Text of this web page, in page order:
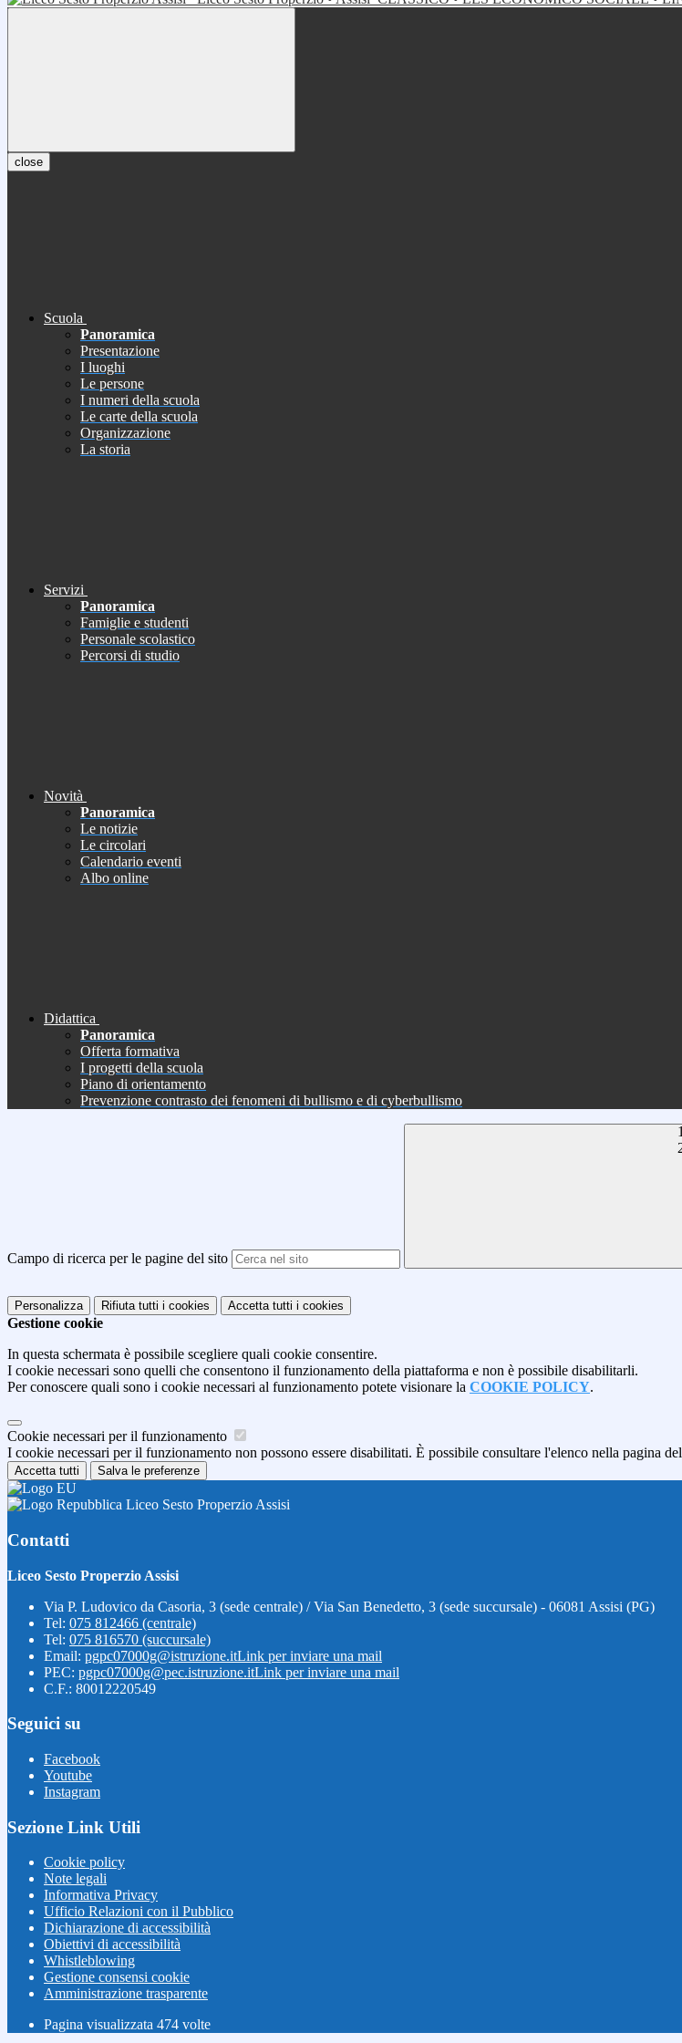
close
Scuola
Panoramica
Presentazione
I luoghi
Le persone
I numeri della scuola
Le carte della scuola
Organizzazione
La storia
Servizi
Panoramica
Famiglie e studenti
Personale scolastico
Percorsi di studio
Novità
Panoramica
Le notizie
Le circolari
Calendario eventi
Albo online
Didattica
Panoramica
Offerta formativa
I progetti della scuola
Piano di orientamento
Prevenzione contrasto dei fenomeni di bullismo e di cyberbullismo
Campo di ricerca per le pagine del sito
Personalizza Rifiuta tutti i cookies Accetta tutti i cookies
Gestione cookie
In questa schermata è possibile scegliere quali cookie consentire.
I cookie necessari sono quelli che consentono il funzionamento della piattaforma e non è possibile disabilitarli.
Per conoscere quali sono i cookie necessari al funzionamento potete visionare la COOKIE POLICY.
Cookie necessari per il funzionamento
I cookie necessari per il funzionamento non possono essere disabilitati. È possibile consultare l'elenco nella pagina
Accetta tutti Salva le preferenze
Liceo Sesto Properzio Assisi
Contatti
Liceo Sesto Properzio Assisi
Via P. Ludovico da Casoria, 3 (sede centrale) / Via San Benedetto, 3 (sede succursale) - 06081 Assisi (PG)
Tel: 075 812466 (centrale)
Tel: 075 816570 (succursale)
Email: pgpc07000g@istruzione.itLink per inviare una mail
PEC: pgpc07000g@pec.istruzione.itLink per inviare una mail
C.F.: 80012220549
Seguici su
Facebook
Youtube
Instagram
Sezione Link Utili
Cookie policy
Note legali
Informativa Privacy
Ufficio Relazioni con il Pubblico
Dichiarazione di accessibilità
Obiettivi di accessibilità
Whistleblowing
Gestione consensi cookie
Amministrazione trasparente
Pagina visualizzata 474 volte